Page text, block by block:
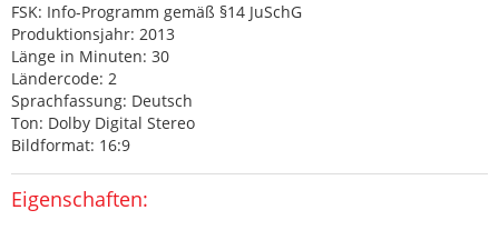
FSK: Info-Programm gemäß §14 JuSchG
Produktionsjahr: 2013
Länge in Minuten: 30
Ländercode: 2
Sprachfassung: Deutsch
Ton: Dolby Digital Stereo
Bildformat: 16:9
Eigenschaften: